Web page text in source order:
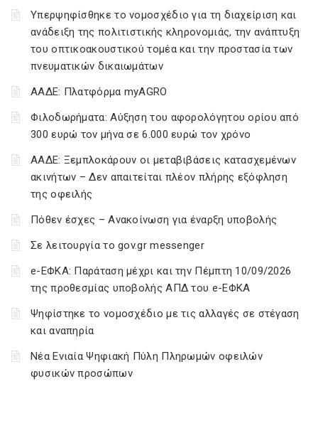
Υπερψηφίσθηκε το νομοσχέδιο για τη διαχείριση και
ανάδειξη της πολιτιστικής κληρονομιάς, την ανάπτυξη
του οπτικοακουστικού τομέα και την προστασία των
πνευματικών δικαιωμάτων
ΑΑΔΕ: Πλατφόρμα myAGRO
Φιλοδωρήματα: Αύξηση του αφορολόγητου ορίου από
300 ευρώ τον μήνα σε 6.000 ευρώ τον χρόνο
ΑΑΔΕ: Ξεμπλοκάρουν οι μεταβιβάσεις κατασχεμένων
ακινήτων – Δεν απαιτείται πλέον πλήρης εξόφληση
της οφειλής
Πόθεν έσχες – Ανακοίνωση για έναρξη υποβολής
Σε λειτουργία το gov.gr messenger
e-ΕΦΚΑ: Παράταση μέχρι και την Πέμπτη 10/09/2026
της προθεσμίας υποβολής ΑΠΔ του e-ΕΦΚΑ
Ψηφίστηκε το νομοσχέδιο με τις αλλαγές σε στέγαση
και αναπηρία
Νέα Ενιαία Ψηφιακή Πύλη Πληρωμών οφειλών
φυσικών προσώπων